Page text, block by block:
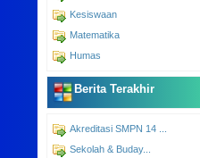
Kesiswaan
Matematika
Humas
Berita Terakhir
Akreditasi SMPN 14 ...
Sekolah & Buday...